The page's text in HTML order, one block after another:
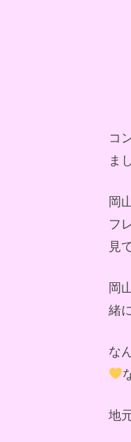
コ
ま
岡
フ
見
岡
緒
な
地